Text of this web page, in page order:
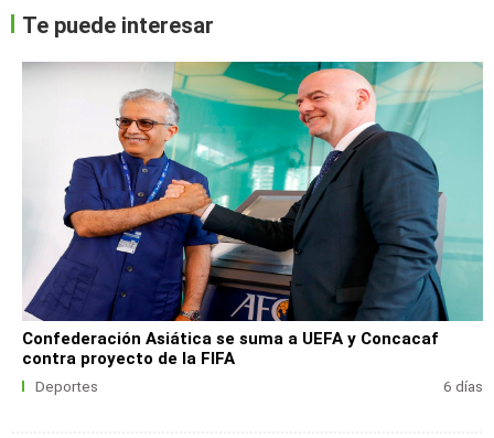
Te puede interesar
Confederación Asiática se suma a UEFA y Concacaf
contra proyecto de la FIFA
Deportes 6 días